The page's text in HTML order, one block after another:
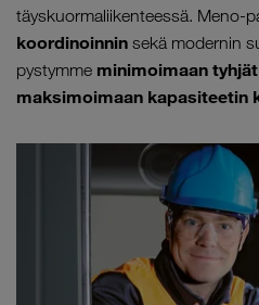
täyskuormaliikenteessä. Meno-
koordinoinnin sekä modernin
pystymme minimoimaan
maksimoimaan kapasiteetin